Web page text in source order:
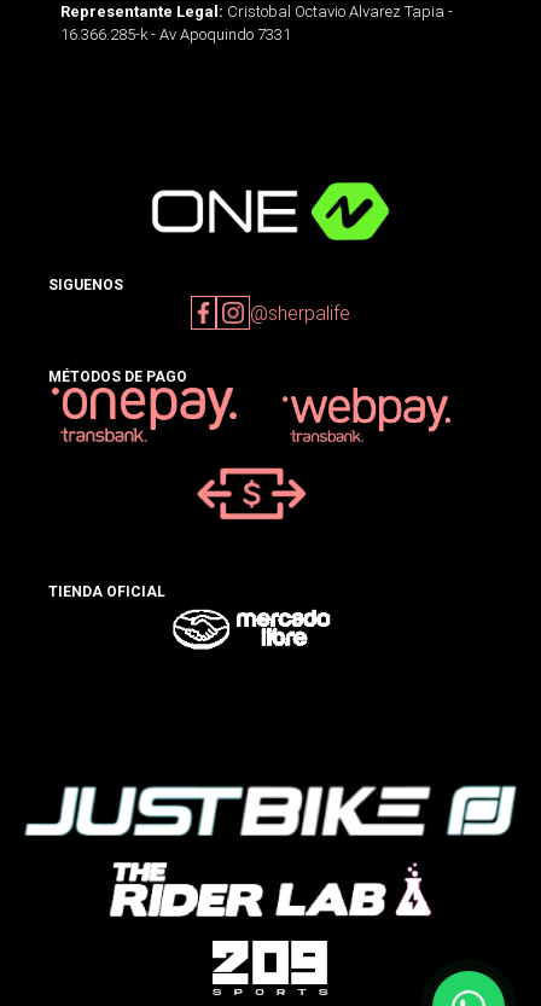
Representante Legal: Cristobal Octavio Alvarez Tapia -
16.366.285-k - Av Apoquindo 7331
SIGUENOS
@sherpalife
MÉTODOS DE PAGO
TIENDA OFICIAL